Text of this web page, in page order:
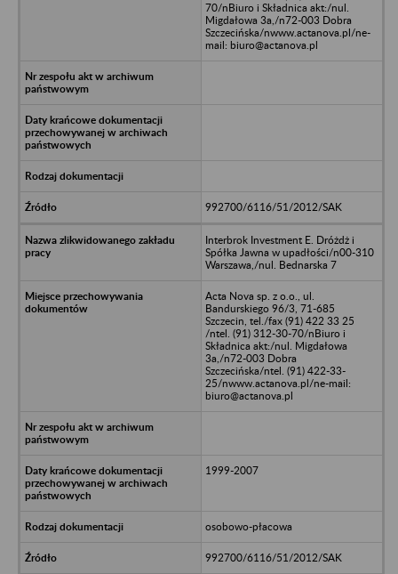
70/nBiuro i Składnica akt:/nul.
Migdałowa 3a,/n72-003 Dobra
Szczecińska/nwww.actanova.pl/ne-
mail: biuro@actanova.pl
992700/6116/51/2012/SAK
Interbrok Investment E. Dróżdż i
Spółka Jawna w upadłości/n00-310
Warszawa,/nul. Bednarska 7
Acta Nova sp. z o.o., ul.
Bandurskiego 96/3, 71-685
Szczecin, tel./fax (91) 422 33 25
/ntel. (91) 312-30-70/nBiuro i
Składnica akt:/nul. Migdałowa
3a,/n72-003 Dobra
Szczecińska/ntel. (91) 422-33-
25/nwww.actanova.pl/ne-mail:
biuro@actanova.pl
1999-2007
osobowo-płacowa
992700/6116/51/2012/SAK